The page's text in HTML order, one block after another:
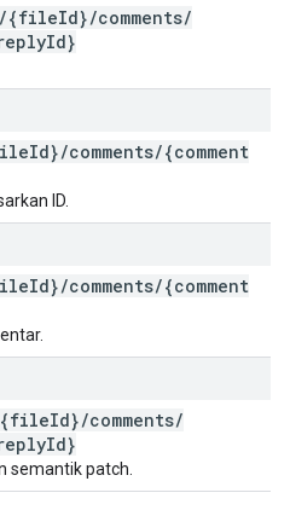
/{fileId}/comments/
Id}
Id}/comments/{comment
ID.
Id}/comments/{comment
{fileId}/comments/
Id}
semantik patch.